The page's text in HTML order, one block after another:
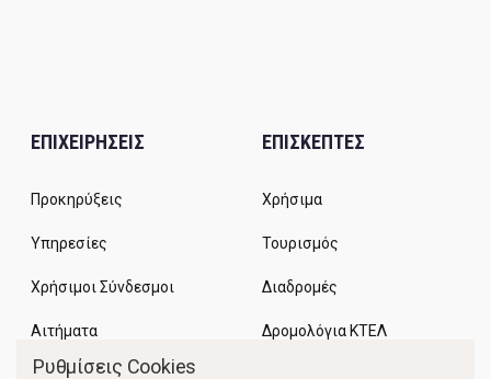
ΕΠΙΧΕΙΡΗΣΕΙΣ
Προκηρύξεις
Υπηρεσίες
Χρήσιμοι Σύνδεσμοι
Αιτήματα
ΕΠΙΣΚΕΠΤΕΣ
Χρήσιμα
Τουρισμός
Διαδρομές
Δρομολόγια ΚΤΕΛ
Ρυθμίσεις Cookies